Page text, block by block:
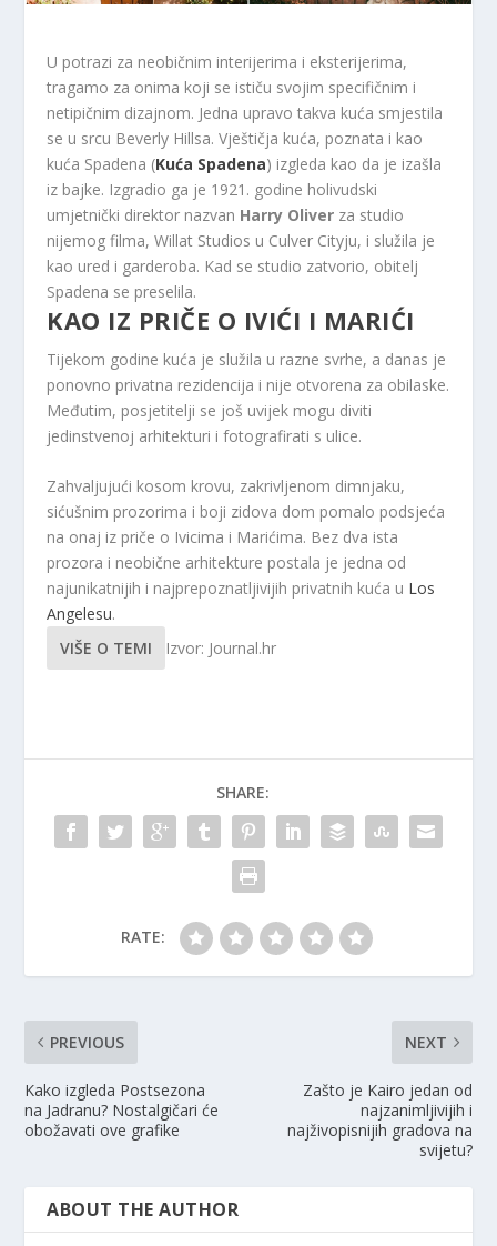
U potrazi za neobičnim interijerima i eksterijerima,
tragamo za onima koji se ističu svojim specifičnim i
netipičnim dizajnom. Jedna upravo takva kuća smjestila
se u srcu Beverly Hillsa. Vještičja kuća, poznata i kao
kuća Spadena (Kuća Spadena) izgleda kao da je izašla
iz bajke. Izgradio ga je 1921. godine holivudski
umjetnički direktor nazvan Harry Oliver za studio
nijemog filma, Willat Studios u Culver Cityju, i služila je
kao ured i garderoba. Kad se studio zatvorio, obitelj
Spadena se preselila.
KAO IZ PRIČE O IVIĆI I MARIĆI
Tijekom godine kuća je služila u razne svrhe, a danas je
ponovno privatna rezidencija i nije otvorena za obilaske.
Međutim, posjetitelji se još uvijek mogu diviti
jedinstvenoj arhitekturi i fotografirati s ulice.
Zahvaljujući kosom krovu, zakrivljenom dimnjaku,
sićušnim prozorima i boji zidova dom pomalo podsjeća
na onaj iz priče o Ivicima i Marićima. Bez dva ista
prozora i neobične arhitekture postala je jedna od
najunikatnijih i najprepoznatljivijih privatnih kuća u Los
Angelesu.
VIŠE O TEMI
Izvor: Journal.hr
SHARE:
RATE:
PREVIOUS
Kako izgleda Postsezona
na Jadranu? Nostalgičari će
obožavati ove grafike
NEXT
Zašto je Kairo jedan od
najzanimljivijih i
najživopisnijih gradova na
svijetu?
ABOUT THE AUTHOR